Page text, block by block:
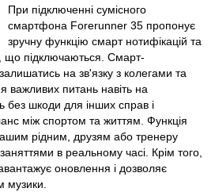
При підключенні сумісного
смартфона Forerunner 35 пропонує
зручну функцію смарт нотифікацій та
що підключаються. Смарт-
на зв'язку з колегами та
важливих питань навіть на
без шкоди для інших справ і
між спортом та життям. Функція
рідним, друзям або тренеру
в реальному часі. Крім того,
оновлення і дозволяє
музики.